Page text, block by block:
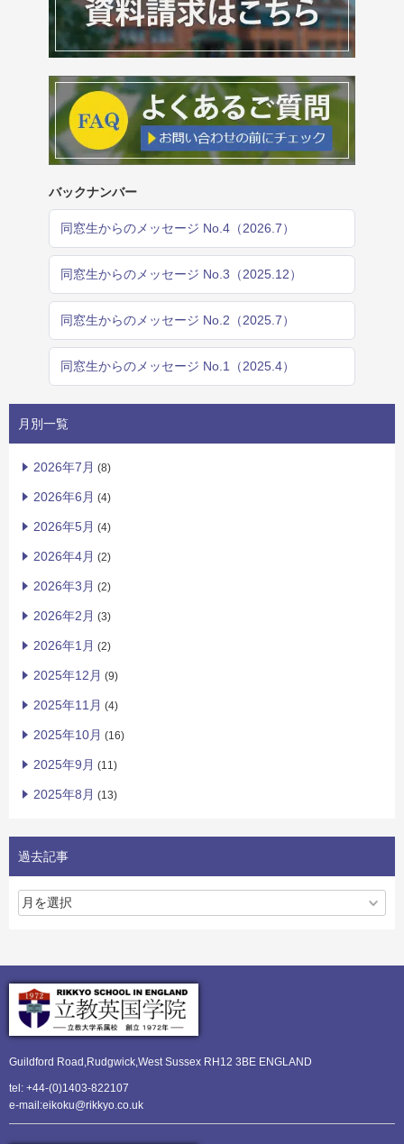
バックナンバー
同窓生からのメッセージ No.4（2026.7）
同窓生からのメッセージ No.3（2025.12）
同窓生からのメッセージ No.2（2025.7）
同窓生からのメッセージ No.1（2025.4）
月別一覧
2026年7月 (8)
2026年6月 (4)
2026年5月 (4)
2026年4月 (2)
2026年3月 (2)
2026年2月 (3)
2026年1月 (2)
2025年12月 (9)
2025年11月 (4)
2025年10月 (16)
2025年9月 (11)
2025年8月 (13)
過去記事
Guildford Road,Rudgwick,West Sussex RH12 3BE ENGLAND
tel: +44-(0)1403-822107
e-mail:eikoku@rikkyo.co.uk